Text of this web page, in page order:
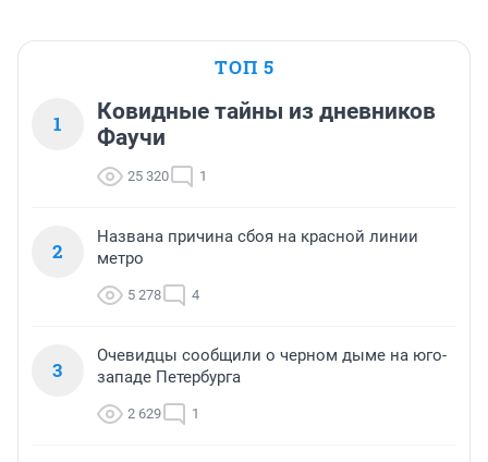
ТОП 5
1
Ковидные тайны из дневников
Фаучи
25 320 1
2
Названа причина сбоя на красной линии
метро
5 278 4
3
Очевидцы сообщили о черном дыме на юго-
западе Петербурга
2 629 1